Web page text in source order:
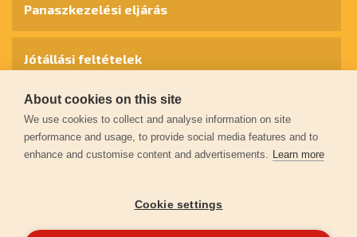
Panaszkezelési eljárás
Jótállási feltételek
Személyes adatok védelme
Kapcsolat
Garancia regisztráció
About cookies on this site
We use cookies to collect and analyse information on site
performance and usage, to provide social media features and to
enhance and customise content and advertisements. Learn more
Cookie settings